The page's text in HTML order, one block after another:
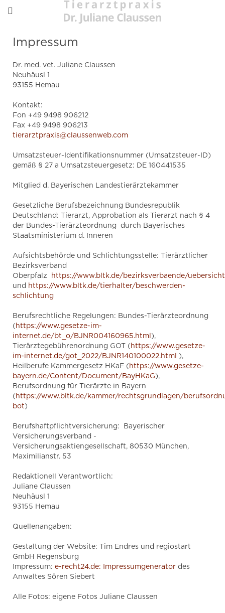
Impressum
Dr. med. vet. Juliane Claussen
Neuhäusl 1
93155 Hemau
Kontakt:
Fon +49 9498 906212
Fax +49 9498 906213
tierarztpraxis@claussenweb.com
Umsatzsteuer-Identifikationsnummer (Umsatzsteuer-ID)
gemäß § 27 a Umsatzsteuergesetz: DE 160441535
Mitglied d. Bayerischen Landestierärztekammer
Gesetzliche Berufsbezeichnung Bundesrepublik
Deutschland: Tierarzt, Approbation als Tierarzt nach § 4
der Bundes-Tierärzteordnung durch Bayerisches
Staatsministerium d. Inneren
Aufsichtsbehörde und Schlichtungsstelle: Tierärztlicher
Bezirksverband
Oberpfalz
https://www.bltk.de/bezirksverbaende/uebersicht
und https://www.bltk.de/tierhalter/beschwerden-
schlichtung
Berufsrechtliche Regelungen: Bundes-Tierärzteordnung
( https://www.gesetze-im-
internet.de/bt_o/BJNR004160965.html ),
Tierärztegebührenordnung GOT ( https://www.gesetze-
im-internet.de/got_2022/BJNR140100022.html
),
Heilberufe Kammergesetz HKaF ( https://www.gesetze-
bayern.de/Content/Document/BayHKaG),
Berufsordnung für Tierärzte in Bayern
( https://www.bltk.de/kammer/rechtsgrundlagen/
bot)
Berufshaftpflichtversicherung: Bayerischer
Versicherungsverband -
Versicherungsaktiengesellschaft, 80530 München,
Maximilianstr. 53
Redaktionell Verantwortlich:
Juliane Claussen
Neuhäusl 1
93155 Hemau
Quellenangaben:
Gestaltung der Website: Tim Endres und regiostart
GmbH Regensburg
Impressum: e-recht24.de: Impressumgenerator des
Anwaltes Sören Siebert
Alle Fotos: eigene Fotos Juliane Claussen